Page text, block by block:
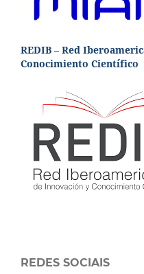
REDIB – Red
Conocimiento Científico
REDES SOCIAIS